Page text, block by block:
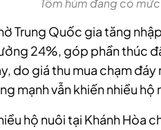
Tôm hùm đang có
Trung Quốc gia tăng
24%, góp phần thúc
do giá thu mua chạm
mạnh vẫn khiến nhiều
hộ nuôi tại Khánh Hòa